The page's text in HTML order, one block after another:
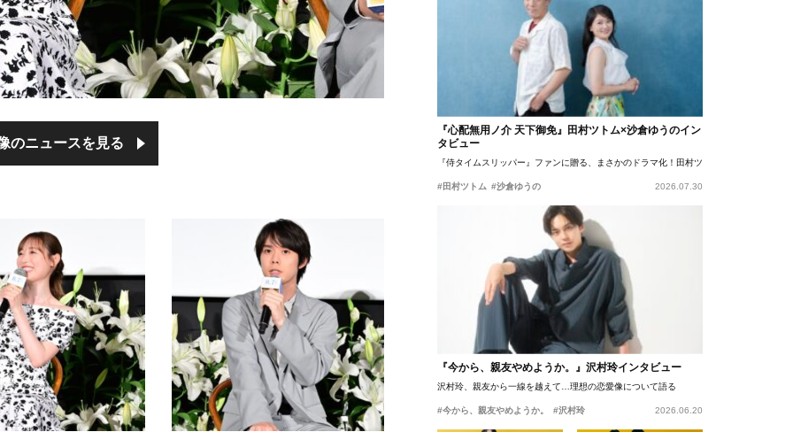
のニュースを見る
『心配無用ノ介 天下御免』田村ツトム×沙倉ゆうのイン
タビュー
『侍タイムスリッパー』ファンに贈る、まさかのドラマ化！田村ツトム×沙倉ゆうのが語
#田村ツトム #沙倉ゆうの 2026.07.30
『今から、親友やめようか。』沢村玲インタビュー
沢村玲、親友から一線を越えて…理想の恋愛像について語る
#今から、親友やめようか。 #沢村玲 2026.06.20